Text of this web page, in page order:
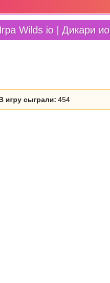
Wilds io | Дикари ио
игру сыграли: 454